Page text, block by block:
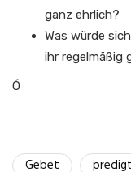
ganz ehrlich?
Was würde
ihr regelmäßig
Ó
Gebet predigt